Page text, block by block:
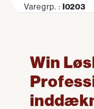
Varegrp. : I0203
Win